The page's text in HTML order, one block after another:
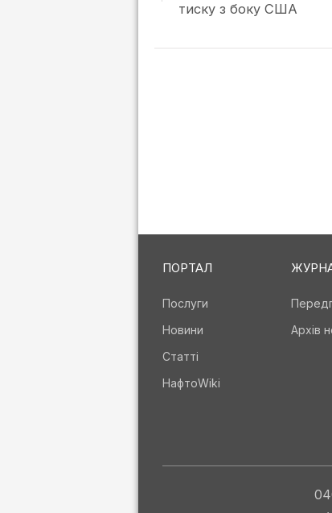
тиску з боку США
ПОРТАЛ
Послуги
Новини
Статті
НафтоWiki
Архів